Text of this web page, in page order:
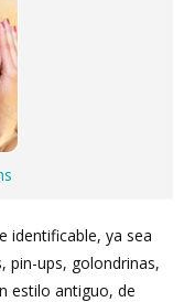
identificable, ya sea
pin-ups, golondrinas,
estilo antiguo, de